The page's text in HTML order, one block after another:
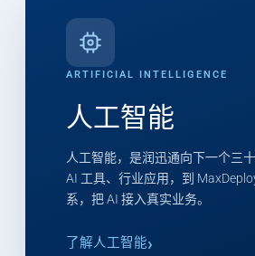
ARTIFICIAL INTELLIGENCE
人工智能
人工智能，是润迅通向下一个三
AI 工具、行业应用，到
系，把 AI 接入真实业务。
了解人工智能